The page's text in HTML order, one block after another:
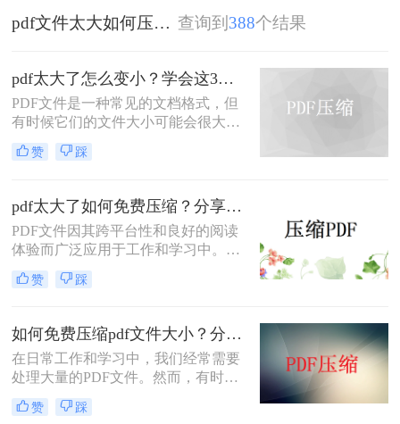
pdf文件太大如何压缩，终于找到解决方法了 查询到 388个结果
pdf太大了怎么变小？学会这3个方法就够了！
PDF文件是一种常见的文档格式，但
有时候它们的文件大小可能会很大，
难以通过电子邮件或其他方式共享。
在这种情况下，大家可以使用以下方
大了怎么变小吧。
赞 踩
pdf太大了如何免费压缩？分享二种压缩方法！
PDF文件因其跨平台性和良好的阅读
体验而广泛应用于工作和学习中。然
而，有时PDF文件体积过大，不仅占
用存储空间，还会影响传输速度。那
介绍两种免费压缩PDF文件的方法。
赞 踩
如何免费压缩pdf文件大小？分享二个实用压缩方法！
在日常工作和学习中，我们经常需要
处理大量的PDF文件。然而，有时候
PDF文件过大，不仅占用存储空间，
还会影响上传和分享的速度。为了解
赞 踩